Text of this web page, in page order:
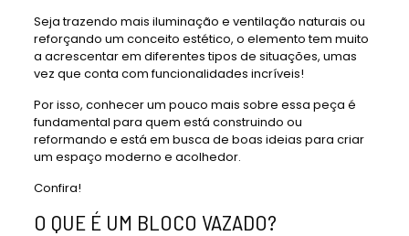
Seja trazendo mais iluminação e ventilação naturais ou
reforçando um conceito estético, o elemento tem muito
a acrescentar em diferentes tipos de situações, umas
vez que conta com funcionalidades incríveis!
Por isso, conhecer um pouco mais sobre essa peça é
fundamental para quem está construindo ou
reformando e está em busca de boas ideias para criar
um espaço moderno e acolhedor.
Confira!
O QUE É UM BLOCO VAZADO?